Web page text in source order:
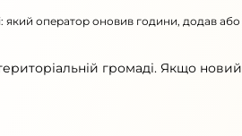
який оператор оновив години, додав або
громаді. Якщо новий